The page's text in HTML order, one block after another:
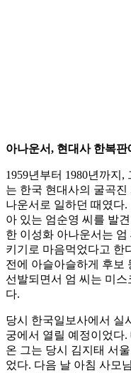
아나운서, 현대사 한복판
1959년부터 1980년까지
는 한국 현대사의 굴곡
나운서로 일하던 때였다
아 있는 엄순영 씨를 발
한 이성화 아나운서는 엄
키기로 마음먹었다고 한
전에 아슬아슬하게 후보
선발되면서 엄 씨는 미
다.
당시 한국일보사에서 실
궁에서 열릴 예정이었다
온 그는 당시 김지태 서
었다. 다음 날 아침 사모